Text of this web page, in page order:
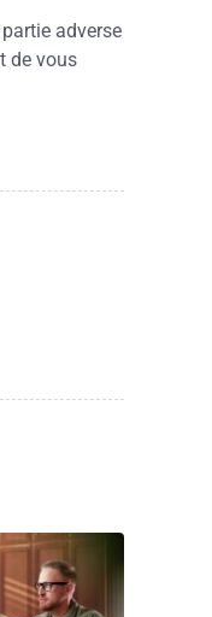
adverse
de vous